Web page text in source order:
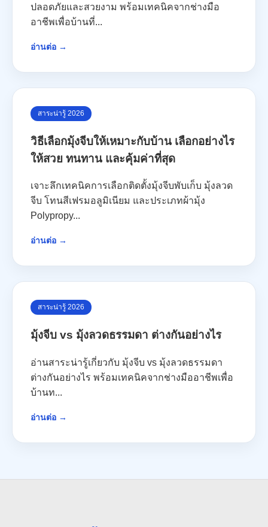
ปลอดภัยและสวยงาม พร้อมเทคนิคจากช่างมือ
อาชีพเพื่อบ้านที่...
อ่านต่อ →
สาระน่ารู้ 2026
วิธีเลือกมุ้งจีบให้เหมาะกับบ้าน เลือกอย่างไร
ให้สวย ทนทาน และคุ้มค่าที่สุด
เจาะลึกเทคนิคการเลือกติดตั้งมุ้งจีบพับเก็บ มุ้งลวด
จีบ โทนสีเฟรมอลูมิเนียม และประเภทผ้ามุ้ง
Polypropy...
อ่านต่อ →
สาระน่ารู้ 2026
มุ้งจีบ vs มุ้งลวดธรรมดา ต่างกันอย่างไร
อ่านสาระน่ารู้เกี่ยวกับ มุ้งจีบ vs มุ้งลวดธรรมดา
ต่างกันอย่างไร พร้อมเทคนิคจากช่างมืออาชีพเพื่อ
บ้านท...
อ่านต่อ →